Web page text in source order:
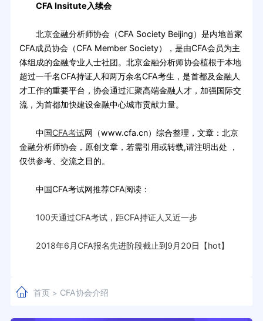
CFA Insitute入续会
北京金融分析师协会（CFA Society Beijing）是内地首家
CFA成员协会（CFA Member Society），是由CFA会员为主
体组成的金融专业人士社团。北京金融分析师协会植根于本地
超过一千名CFA持证人和两万余名CFA考生，是首都及金融人
才工作的重要平台，协会通过汇聚高端金融人才，加强国际交
流，为首都加快建设金融中心城市贡献力量。
中国CFA考试网（www.cfa.cn）综合整理，文章：北京
金融分析师协会，原创文章，若需引用或转载,请注明出处 ，
仅供参考、交流之目的。
中国CFA考试网推荐CFA阅读：
100天通过CFA考试，距CFA持证人又近一步
2018年6月CFA报名先进阶段截止到9月20日【hot】
首页> CFA协会介绍